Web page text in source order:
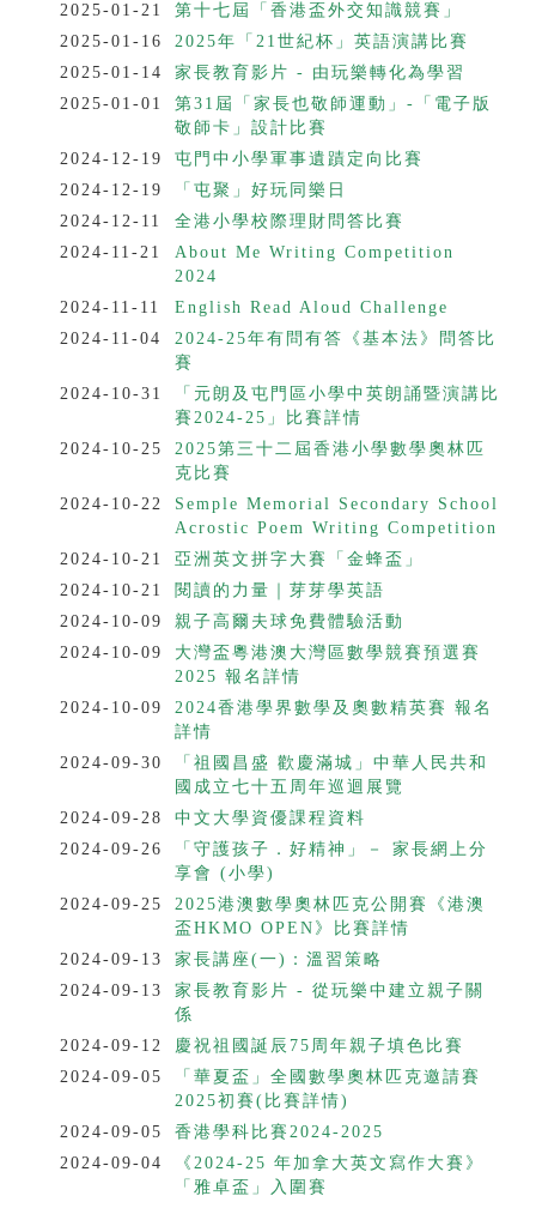
2025-01-21
第十七屆「香港盃外交知識競賽」
2025-01-16
2025年「21世紀杯」英語演講比賽
2025-01-14
家長教育影片 - 由玩樂轉化為學習
2025-01-01
第31屆「家長也敬師運動」-「電子版
敬師卡」設計比賽
2024-12-19
屯門中小學軍事遺蹟定向比賽
2024-12-19
「屯聚」好玩同樂日
2024-12-11
全港小學校際理財問答比賽
2024-11-21
About Me Writing Competition
2024
2024-11-11
English Read Aloud Challenge
2024-11-04
2024-25年有問有答《基本法》問答比
賽
2024-10-31
「元朗及屯門區小學中英朗誦暨演講比
賽2024-25」比賽詳情
2024-10-25
2025第三十二屆香港小學數學奧林匹
克比賽
2024-10-22
Semple Memorial Secondary School
Acrostic Poem Writing Competition
2024-10-21
亞洲英文拼字大賽「金蜂盃」
2024-10-21
閱讀的力量｜芽芽學英語
2024-10-09
親子高爾夫球免費體驗活動
2024-10-09
大灣盃粵港澳大灣區數學競賽預選賽
2025 報名詳情
2024-10-09
2024香港學界數學及奧數精英賽 報名
詳情
2024-09-30
「祖國昌盛 歡慶滿城」中華人民共和
國成立七十五周年巡迴展覽
2024-09-28
中文大學資優課程資料
2024-09-26
「守護孩子．好精神」－ 家長網上分
享會 (小學)
2024-09-25
2025港澳數學奧林匹克公開賽《港澳
盃HKMO OPEN》比賽詳情
2024-09-13
家長講座(一)：溫習策略
2024-09-13
家長教育影片 - 從玩樂中建立親子關
係
2024-09-12
慶祝祖國誕辰75周年親子填色比賽
2024-09-05
「華夏盃」全國數學奧林匹克邀請賽
2025初賽(比賽詳情)
2024-09-05
香港學科比賽2024-2025
2024-09-04
《2024-25 年加拿大英文寫作大賽》
「雅卓盃」入圍賽